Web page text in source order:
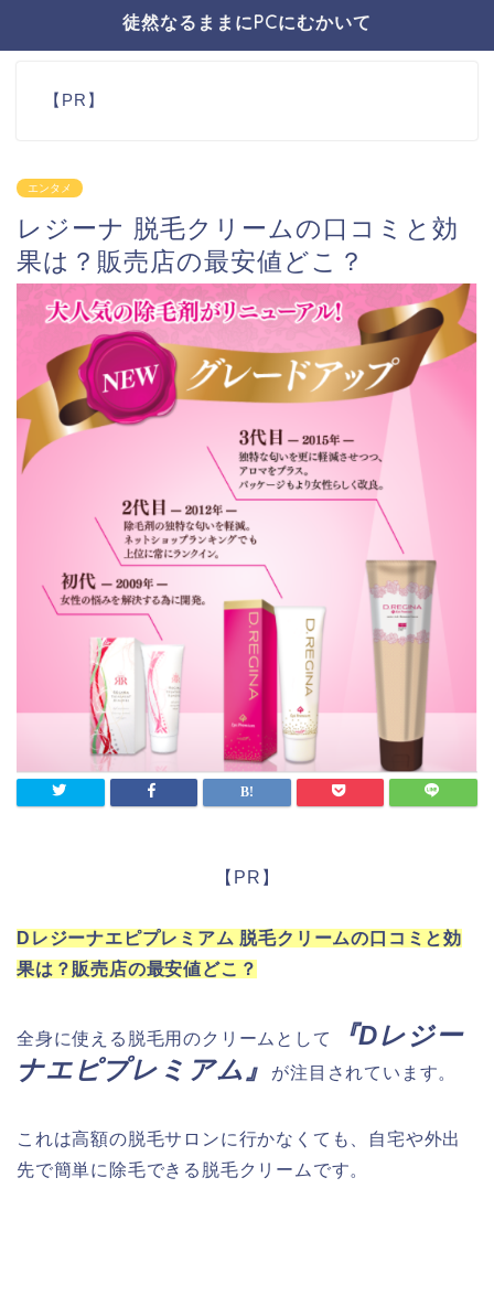
徒然なるままにPCにむかいて
【PR】
エンタメ
レジーナ 脱毛クリームの口コミと効
果は？販売店の最安値どこ？
【PR】
Dレジーナエピプレミアム 脱毛クリームの口コミと効
果は？販売店の最安値どこ？
全身に使える脱毛用のクリームとして
『Dレジー
ナエピプレミアム』
が注目されています。
これは高額の脱毛サロンに行かなくても、自宅や外出
先で簡単に除毛できる脱毛クリームです。